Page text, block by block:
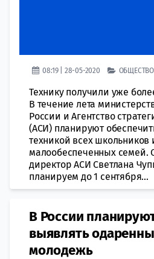
08:19 | 28-05-2020 ОБЩЕСТВО
Технику получили уже
В течение лета
России и Агентство
(АСИ) планируют
техникой всех школьников
малообеспеченных семей.
директор АСИ Светлана
планируем до 1 сентября...
В России
выявлять
молодежь